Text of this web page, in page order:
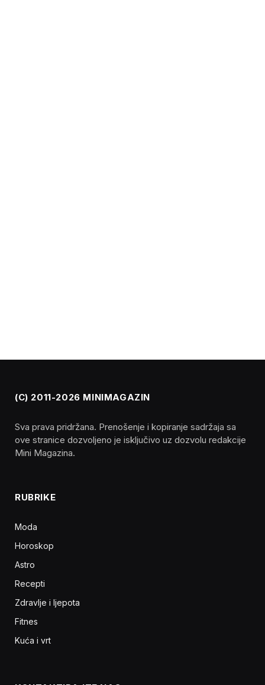
(C) 2011-2026 MINIMAGAZIN
Sva prava pridržana. Prenošenje i kopiranje sadržaja sa
ove stranice dozvoljeno je isključivo uz dozvolu redakcije
Mini Magazina.
RUBRIKE
Moda
Horoskop
Astro
Recepti
Zdravlje i ljepota
Fitnes
Kuća i vrt